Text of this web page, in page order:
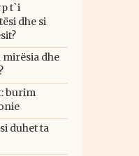
t`i
dhe si
dhe
burim
duhet ta